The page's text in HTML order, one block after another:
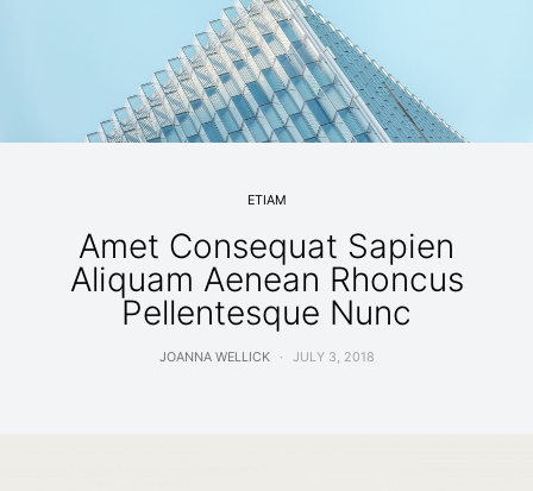
ETIAM
Amet Consequat Sapien
Aliquam Aenean Rhoncus
Pellentesque Nunc
JOANNA WELLICK JULY 3, 2018